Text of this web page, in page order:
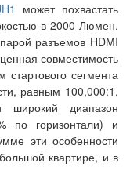
может похвастать
в 2000 Люмен,
разъемов HDMI
совместимость
сегмента
равным 100,000:1.
широкий диапазон
по горизонтали) и
эти особенности
квартире, и в